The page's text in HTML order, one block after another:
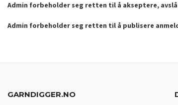
Admin forbeholder seg retten til å akseptere,
Admin forbeholder seg retten til å publisere
GARNDIGGER.NO